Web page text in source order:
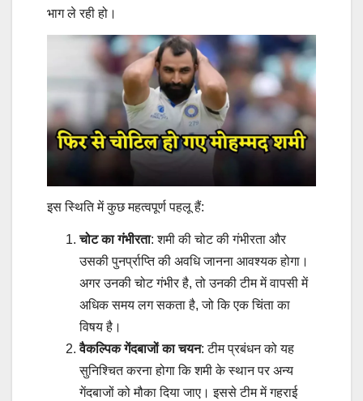
भाग ले रही हो।
इस स्थिति में कुछ महत्वपूर्ण पहलू हैं:
चोट का गंभीरता: शमी की चोट की गंभीरता और
उसकी पुनर्प्राप्ति की अवधि जानना आवश्यक होगा।
अगर उनकी चोट गंभीर है, तो उनकी टीम में वापसी में
अधिक समय लग सकता है, जो कि एक चिंता का
विषय है।
वैकल्पिक गेंदबाजों का चयन: टीम प्रबंधन को यह
सुनिश्चित करना होगा कि शमी के स्थान पर अन्य
गेंदबाजों को मौका दिया जाए। इससे टीम में गहराई